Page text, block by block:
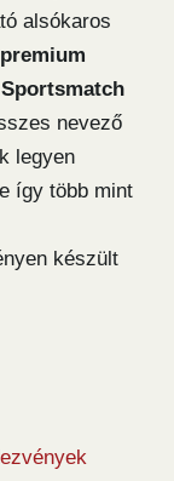
alsókaros
Sportsmatch
nevező
legyen
így több mint
készült